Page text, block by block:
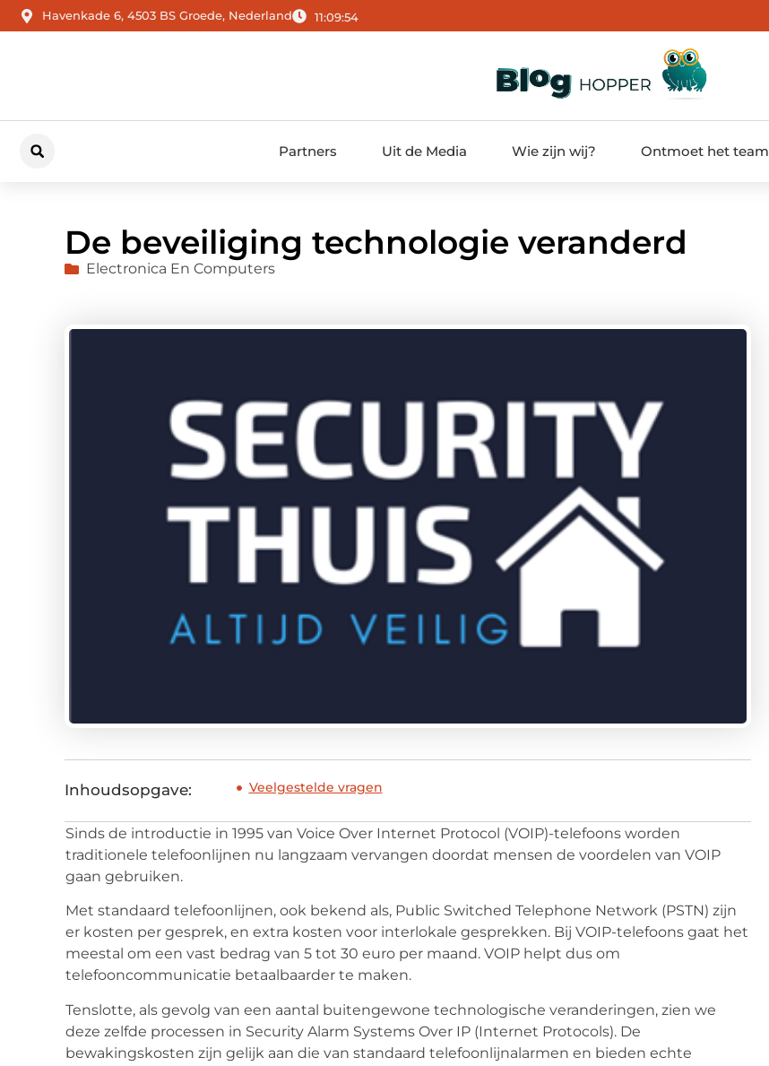
Havenkade 6, 4503 BS Groede, Nederland 11:09:55
Partners Uit de Media Wie zijn wij? Ontmoet het team
De beveiliging technologie veranderd
Electronica En Computers
Inhoudsopgave: Veelgestelde vragen
Sinds de introductie in 1995 van Voice Over Internet Protocol (VOIP)-telefoons worden
traditionele telefoonlijnen nu langzaam vervangen doordat mensen de voordelen van VOIP
gaan gebruiken.
Met standaard telefoonlijnen, ook bekend als, Public Switched Telephone Network (PSTN) zijn
er kosten per gesprek, en extra kosten voor interlokale gesprekken. Bij VOIP-telefoons gaat het
meestal om een vast bedrag van 5 tot 30 euro per maand. VOIP helpt dus om
telefooncommunicatie betaalbaarder te maken.
Tenslotte, als gevolg van een aantal buitengewone technologische veranderingen, zien we
deze zelfde processen in Security Alarm Systems Over IP (Internet Protocols). De
bewakingskosten zijn gelijk aan die van standaard telefoonlijnalarmen en bieden echte